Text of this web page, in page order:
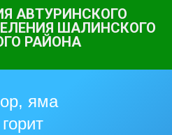
АВТУРИНСКОГО
ШАЛИНСКОГО
РАЙОНА
яма